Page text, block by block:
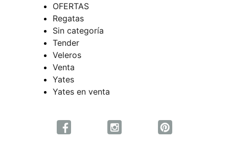
OFERTAS
Regatas
Sin categoría
Tender
Veleros
Venta
Yates
Yates en venta